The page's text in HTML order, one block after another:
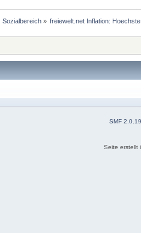
Sozialbereich» freiewelt.net Inflation:
SMF 2.0.19
Seite erstellt